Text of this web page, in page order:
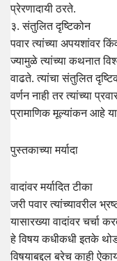
प्रेरणादायी ठरते.
३. संतुलित दृष्टिकोन
पवार त्यांच्या अपयशांवर
ज्यामुळे त्यांच्या कथनात
वाढते. त्यांचा संतुलित
वर्णन नाही तर त्यांच्या
प्रामाणिक मूल्यांकन आहे
पुस्तकाच्या मर्यादा
वादांवर मर्यादित टीका
जरी पवार त्यांच्यावरील
यासारख्या वादांवर चर्चा
हे विषय कधीकधी इतके
विषयाबद्दल बरेच काही